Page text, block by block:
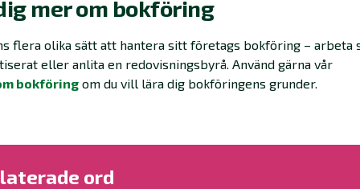
mer om bokföring
flera olika sätt att hantera sitt företags bokföring – arbeta
eller anlita en redovisningsbyrå. Använd gärna vår
bokföring om du vill lära dig bokföringens grunder.
ord